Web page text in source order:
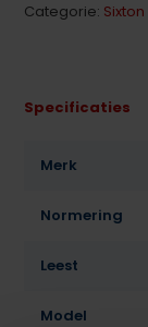
Categorie:
Specificaties
Merk
Normering
Leest
Model